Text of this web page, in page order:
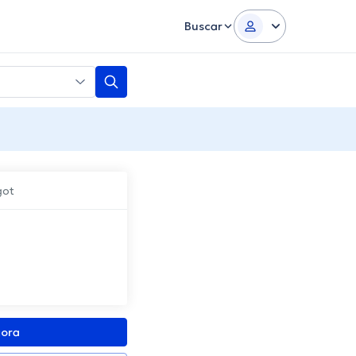
Buscar